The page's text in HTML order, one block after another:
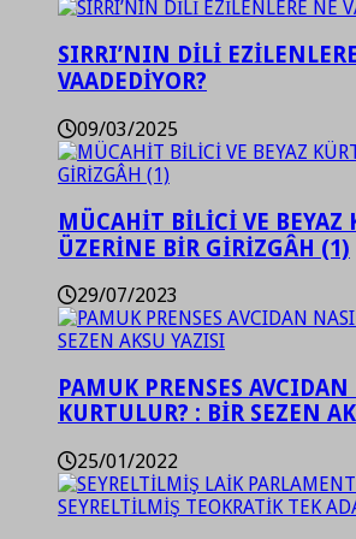
SIRRI’NIN DİLİ
VAADEDİYOR?
09/03/2025
MÜCAHİT BİLİCİ VE BEYAZ
ÜZERİNE BİR GİRİZGÂH (1)
29/07/2023
PAMUK PRENSES
KURTULUR? : BİR SEZEN
25/01/2022